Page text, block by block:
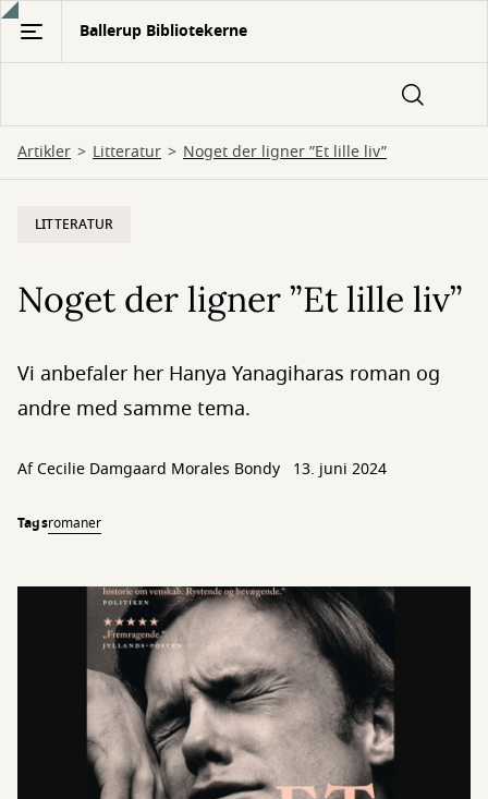
Gå
hovedindhold
Ballerup Bibliotekerne
Artikler Litteratur Noget der ligner ”Et lille liv”
LITTERATUR
Noget der ligner ”Et lille liv”
Vi anbefaler her Hanya Yanagiharas roman og
andre med samme tema.
AfCecilie Damgaard Morales Bondy 13. juni 2024
Tagsromaner